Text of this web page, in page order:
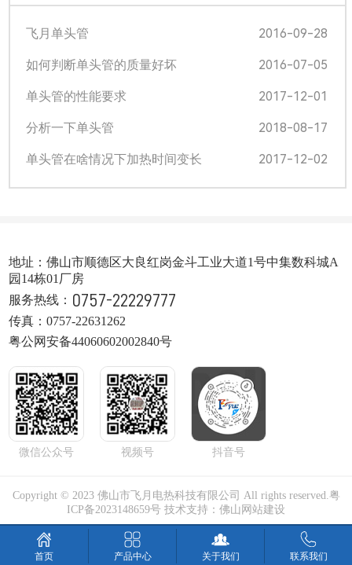
飞月单头管 2016-09-28
如何判断单头管的质量好坏 2016-07-05
单头管的性能要求 2017-12-01
分析一下单头管 2018-08-17
单头管在啥情况下加热时间变长 2017-12-02
地址：佛山市顺德区大良红岗金斗工业大道1号中集数科城A
园14栋01厂房
服务热线： 0757-22229777
传真：0757-22631262
粤公网安备44060602002840号
微信公众号 视频号 抖音号
Copyright © 2023 佛山市飞月电热科技有限公司 All rights reserved.粤
ICP备2023148659号 技术支持： 佛山网站建设
首页 产品中心 关于我们 联系我们